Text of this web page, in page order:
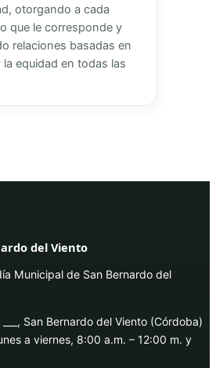
otorgando a cada
que le corresponde y
relaciones basadas en
equidad en todas las
del Viento
Municipal de San Bernardo del
___, San Bernardo del Viento (Córdoba)
a viernes, 8:00 a.m. – 12:00 m. y